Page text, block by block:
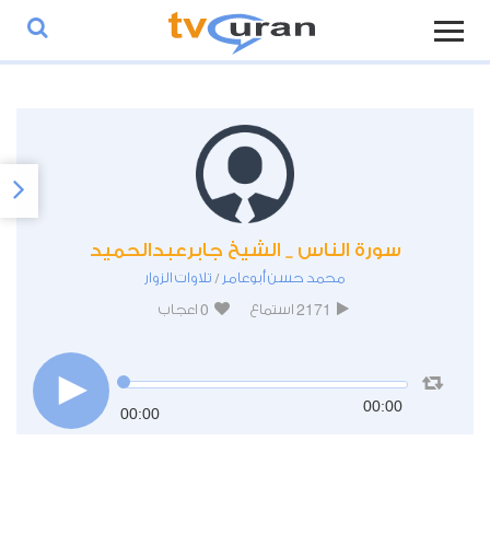
سورة الناس _ الشيخ جابرعبدالحميد
محمد حسن أبوعامر / تلاوات الزوار
2171 استماع 0 اعجاب
00:00 00:00